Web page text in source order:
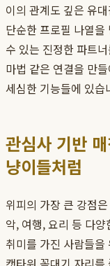
이의 관계도 깊은 유
단순한 프로필 나열
수 있는 진정한 파트
마법 같은 연결을 만
세심한 기능들에 있습
관심사 기반
냥이들처럼
위피의 가장 큰 강점
악, 여행, 요리 등 다
취미를 가진 사람들